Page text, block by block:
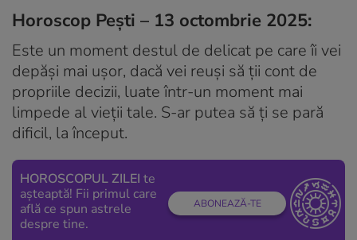
Horoscop Pești – 13 octombrie 2025:
Este un moment destul de delicat pe care îi vei
depăși mai ușor, dacă vei reuși să ții cont de
propriile decizii, luate într-un moment mai
limpede al vieții tale. S-ar putea să ți se pară
dificil, la început.
HOROSCOPUL ZILEI te
așteaptă! Fii primul care
află ce spun astrele
despre tine.
ABONEAZĂ-TE